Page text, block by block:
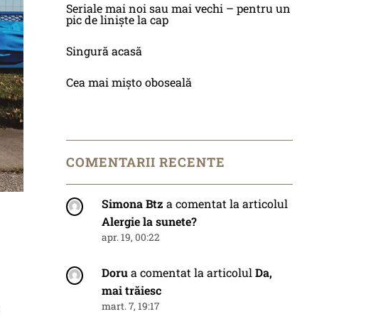
Seriale mai noi sau mai vechi – pentru un
pic de liniște la cap
Singură acasă
Cea mai mișto oboseală
COMENTARII RECENTE
Simona Btz a comentat la articolul
Alergie la sunete?
apr. 19, 00:22
Dorua comentat la articolulDa,
mai trăiesc
mart. 7, 19:17